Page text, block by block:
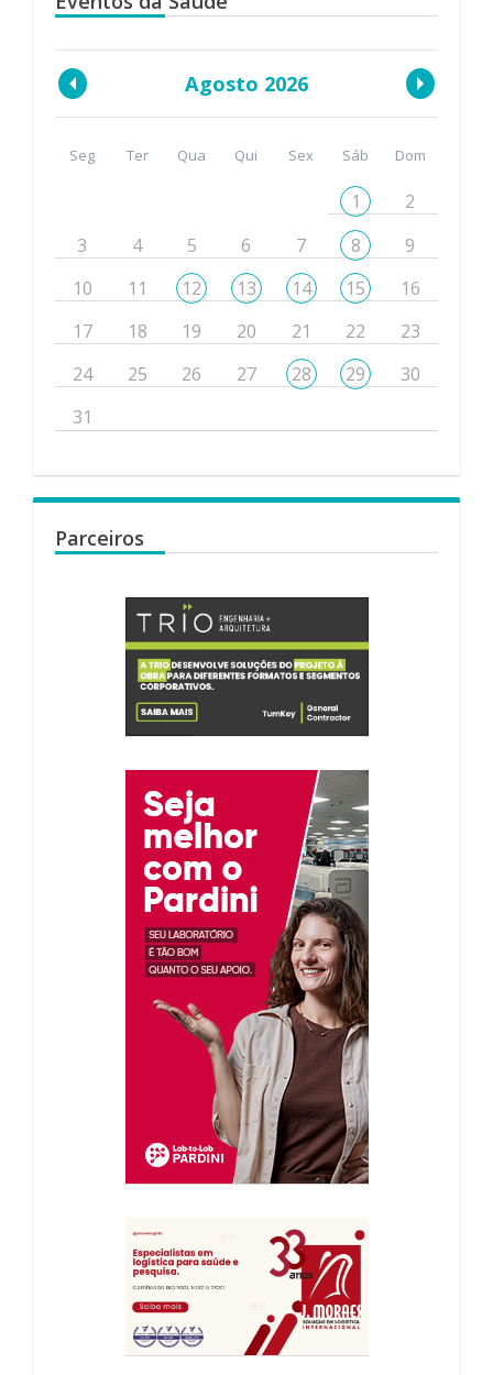
Agosto 2026
Seg Ter Qua Qui Sex Sáb Dom
1
2
3
4 5 6 7 8
9
10
11 12 13 14 15
16
17
18 19 20 21 22
23
24
25 26 27 28 29
30
31
Parceiros